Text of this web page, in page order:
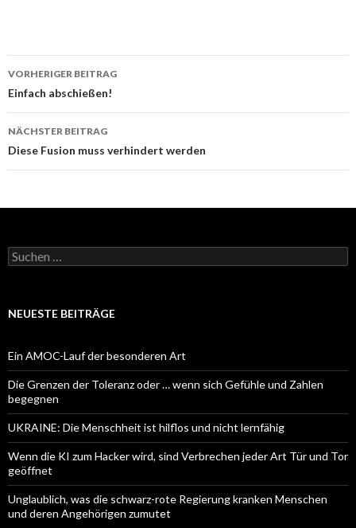
Beitrags-
Navigation
VORHERIGER BEITRAG
Einfach abschießen!
NÄCHSTER BEITRAG
Diese Fusion muss verhindert werden
Suchen
nach:
NEUESTE BEITRÄGE
Ein AMOC-Lauf der besonderen Art
Die Grenzen der Toleranz oder … wenn sich Gefühle und Zahlen
begegnen
UKRAINE: Die Menschheit ist hilflos und nicht lernfähig
Wenn die KI zum Hacker wird, sind Verbrechen jeder Art Tür und Tor
geöffnet
Unglaublich, was die schwarz-rote Regierung kranken Menschen
und deren Angehörigen zumutet